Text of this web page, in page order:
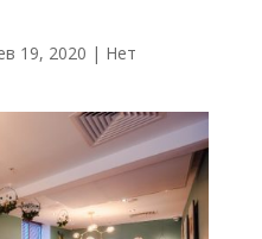
19, 2020 | Нет